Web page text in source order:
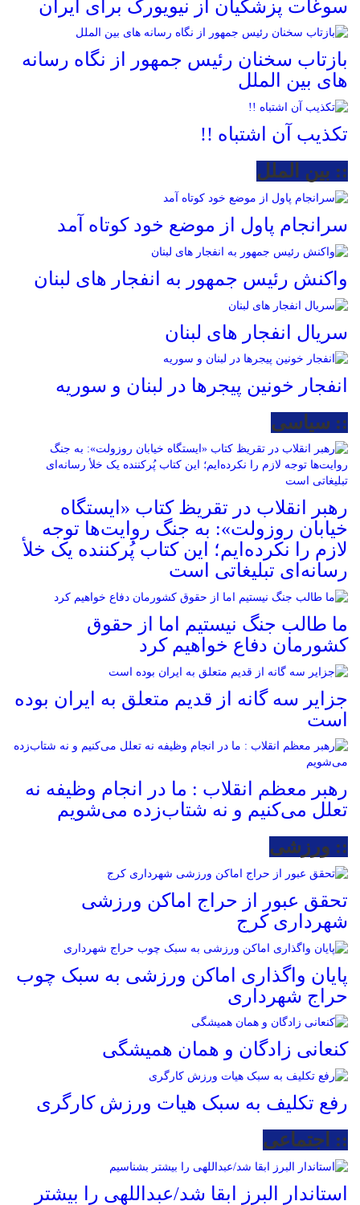
سوغات پزشکیان از نیویورک برای ایران
بازتاب سخنان رئیس جمهور از نگاه رسانه
های بین الملل
تکذیب آن اشتباه !!
:: بین الملل
سرانجام پاول از موضع خود کوتاه آمد
واکنش رئیس جمهور به انفجار های لبنان
سریال انفجار های لبنان
انفجار خونین پیجرها در لبنان و سوریه
:: سیاسی
رهبر انقلاب در تقریظ کتاب «ایستگاه
خیابان روزولت»: به جنگ روایت‌ها توجه
لازم را نکرده‌ایم؛ این کتاب پُرکننده‌ یک خلأ
رسانه‌ای تبلیغاتی است
ما طالب جنگ نیستیم اما از حقوق
کشورمان دفاع خواهیم کرد
جزایر سه گانه از قدیم متعلق به ایران بوده
است
رهبر معظم انقلاب : ما در انجام وظیفه نه
تعلل می‌کنیم و نه شتاب‌زده می‌شویم
:: ورزشی
تحقق عبور از حراج اماکن ورزشی
شهرداری کرج
پایان واگذاری اماکن ورزشی به سبک چوب
حراج شهرداری
کنعانی زادگان و همان همیشگی
رفع تکلیف به سبک هیات ورزش کارگری
:: اجتماعی
استاندار البرز ابقا شد/عبداللهی را بیشتر